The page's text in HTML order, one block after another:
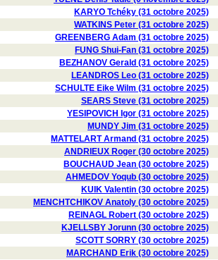
KARYO Tchéky (31 octobre 2025)
WATKINS Peter (31 octobre 2025)
GREENBERG Adam (31 octobre 2025)
FUNG Shui-Fan (31 octobre 2025)
BEZHANOV Gerald (31 octobre 2025)
LEANDROS Leo (31 octobre 2025)
SCHULTE Eike Wilm (31 octobre 2025)
SEARS Steve (31 octobre 2025)
YESIPOVICH Igor (31 octobre 2025)
MUNDY Jim (31 octobre 2025)
MATTELART Armand (31 octobre 2025)
ANDRIEUX Roger (30 octobre 2025)
BOUCHAUD Jean (30 octobre 2025)
AHMEDOV Yoqub (30 octobre 2025)
KUIK Valentin (30 octobre 2025)
MENCHTCHIKOV Anatoly (30 octobre 2025)
REINAGL Robert (30 octobre 2025)
KJELLSBY Jorunn (30 octobre 2025)
SCOTT SORRY (30 octobre 2025)
MARCHAND Erik (30 octobre 2025)